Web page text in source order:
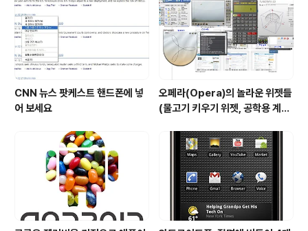
CNN 뉴스 팟케스트 핸드폰에 넣
어 보세요
오페라(Opera)의 놀라운 위젯들
(물고기 키우기 위젯, 공학용 계산